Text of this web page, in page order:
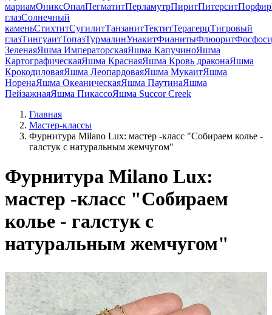
мариамОниксОпалПегматитПерламутрПиритПитерситПорфир
глазСолнечный
каменьСтихтитСугилитТанзанитТектитТерагерцТигровый
глазТингуаитТопазТурмалинУнакитФианитыФлюорит
ЗеленаяЯшма ИмператорскаяЯшма КапучиноЯшма
КартографическаяЯшма КраснаяЯшма Кровь драконаЯшма
КрокодиловаяЯшма ЛеопардоваяЯшма МукаитЯшма
НоренаЯшма ОкеаническаяЯшма ПаутинаЯшма
ПейзажнаяЯшма ПикассоЯшма Succor Creek
Главная
Мастер-классы
Фурнитура Milano Lux: мастер -класс "Собираем колье -
галстук с натуральным жемчугом"
Фурнитура Milano Lux:
мастер -класс "Собираем
колье - галстук с
натуральным жемчугом"